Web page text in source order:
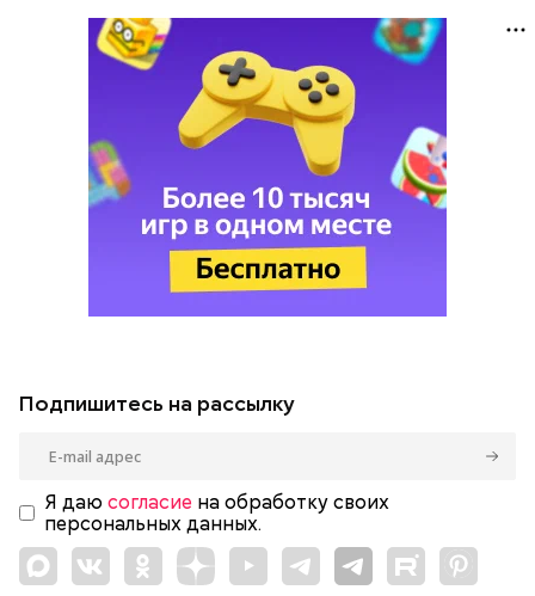
Подпишитесь на рассылку
Я даю согласие на обработку своих
персональных данных.